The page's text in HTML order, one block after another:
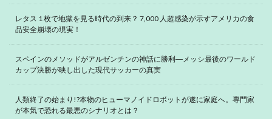
レタス 1 枚で地獄を見る時代の到来？ 7,000 人超感染が示すアメリカの食
品安全崩壊の現実！
スペインのメソッドがアルゼンチンの神話に勝利―メッシ最後のワールド
カップ決勝が映し出した現代サッカーの真実
人類終了の始まり!?本物のヒューマノイドロボットが遂に家庭へ。専門家
が本気で恐れる最悪のシナリオとは？